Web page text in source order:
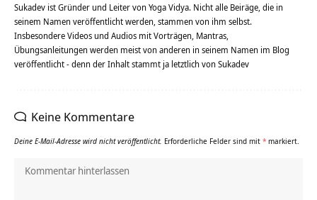
Sukadev ist Gründer und Leiter von Yoga Vidya. Nicht alle Beiräge, die in
seinem Namen veröffentlicht werden, stammen von ihm selbst.
Insbesondere Videos und Audios mit Vorträgen, Mantras,
Übungsanleitungen werden meist von anderen in seinem Namen im Blog
veröffentlicht - denn der Inhalt stammt ja letztlich von Sukadev
Keine Kommentare
Deine E-Mail-Adresse wird nicht veröffentlicht. Erforderliche Felder sind mit * markiert.